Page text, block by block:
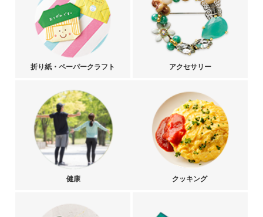
折り紙・ペーパークラフト アクセサリー
健康 クッキング